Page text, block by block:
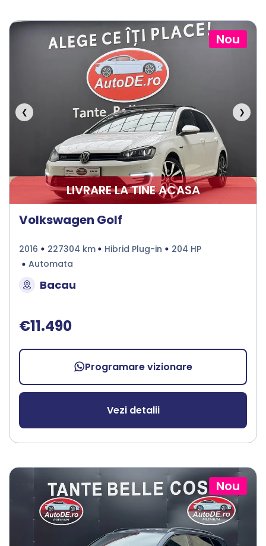
Nou
❮ ❯
LIVRARE LA TINE ACASA
Volkswagen Golf
2016 227304 km Hibrid Plug-in
204 HP
Automata
Bacau
€11.490
Programare vizionare
Vezi detalii
Nou